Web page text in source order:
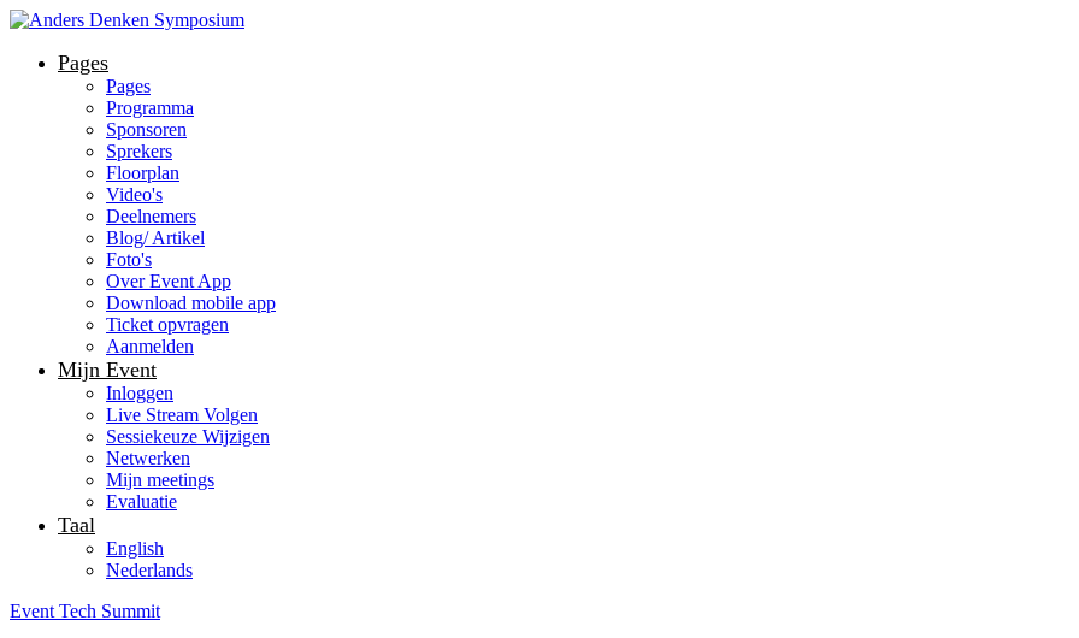
Pages
Pages
Programma
Sponsoren
Sprekers
Floorplan
Video's
Deelnemers
Blog/ Artikel
Foto's
Over Event App
Download mobile app
Ticket opvragen
Aanmelden
Mijn Event
Inloggen
Live Stream Volgen
Sessiekeuze Wijzigen
Netwerken
Mijn meetings
Evaluatie
Taal
English
Nederlands
Event Tech Summit